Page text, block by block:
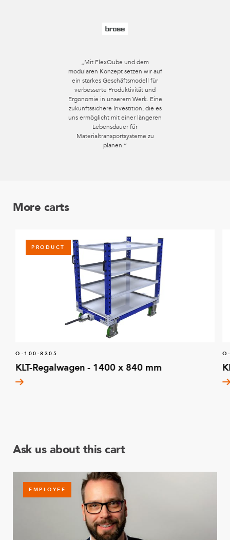
„Mit FlexQube und dem
modularen Konzept setzen wir auf
ein starkes Geschäftsmodell für
verbesserte Produktivität und
Ergonomie in unserem Werk. Eine
zukunftssichere Investition, die es
uns ermöglicht mit einer längeren
Lebensdauer für
Materialtransportsysteme zu
planen.“
More carts
PRODUCT
Q-100-8305
KLT-Regalwagen - 1400 x 840 mm
Ask us about this cart
EMPLOYEE